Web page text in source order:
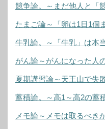
競争論。～まだ他人と「
たまご論～「卵は1日1個
牛乳論。～「牛乳」は本
がん論～がんになった人
夏期講習論～天王山で失
蓄積論。～高1～高2の蓄
メモ論～メモは取るべき